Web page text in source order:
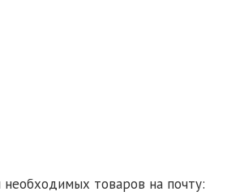
товаров на почту: